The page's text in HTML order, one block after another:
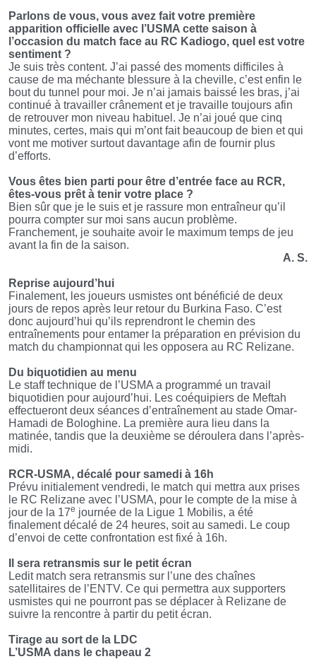
Parlons de vous, vous avez fait votre première
apparition officielle avec l’USMA cette saison à
l’occasion du match face au RC Kadiogo, quel est votre
sentiment ?
Je suis très content. J’ai passé des moments difficiles à
cause de ma méchante blessure à la cheville, c’est enfin le
bout du tunnel pour moi. Je n’ai jamais baissé les bras, j’ai
continué à travailler crânement et je travaille toujours afin
de retrouver mon niveau habituel. Je n’ai joué que cinq
minutes, certes, mais qui m’ont fait beaucoup de bien et qui
vont me motiver surtout davantage afin de fournir plus
d’efforts.
Vous êtes bien parti pour être d’entrée face au RCR,
êtes-vous prêt à tenir votre place ?
Bien sûr que je le suis et je rassure mon entraîneur qu’il
pourra compter sur moi sans aucun problème.
Franchement, je souhaite avoir le maximum temps de jeu
avant la fin de la saison.
A. S.
Reprise aujourd’hui
Finalement, les joueurs usmistes ont bénéficié de deux
jours de repos après leur retour du Burkina Faso. C’est
donc aujourd’hui qu’ils reprendront le chemin des
entraînements pour entamer la préparation en prévision du
match du championnat qui les opposera au RC Relizane.
Du biquotidien au menu
Le staff technique de l’USMA a programmé un travail
biquotidien pour aujourd’hui. Les coéquipiers de Meftah
effectueront deux séances d’entraînement au stade Omar-
Hamadi de Bologhine. La première aura lieu dans la
matinée, tandis que la deuxième se déroulera dans l’après-
midi.
RCR-USMA, décalé pour samedi à 16h
Prévu initialement vendredi, le match qui mettra aux prises
le RC Relizane avec l’USMA, pour le compte de la mise à
jour de la 17e journée de la Ligue 1 Mobilis, a été
finalement décalé de 24 heures, soit au samedi. Le coup
d’envoi de cette confrontation est fixé à 16h.
Il sera retransmis sur le petit écran
Ledit match sera retransmis sur l’une des chaînes
satellitaires de l’ENTV. Ce qui permettra aux supporters
usmistes qui ne pourront pas se déplacer à Relizane de
suivre la rencontre à partir du petit écran.
Tirage au sort de la LDC
L’USMA dans le chapeau 2